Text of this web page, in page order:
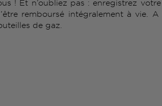
! Et n’oubliez pas : enregistrez
remboursé intégralement à vie.
de gaz.